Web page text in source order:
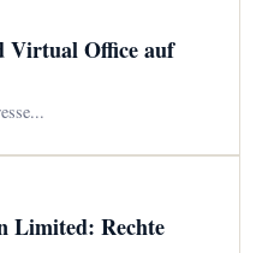
Virtual Office auf
Limited: Rechte